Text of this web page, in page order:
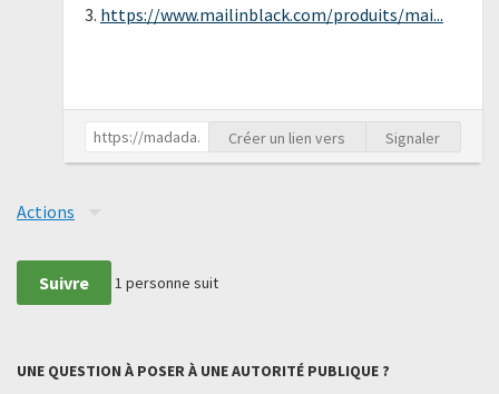
3. https://www.mailinblack.com/produits/mai...
Créer un lien vers Signaler
Actions
Suivre 1 personne suit
UNE QUESTION À POSER À UNE AUTORITÉ PUBLIQUE ?